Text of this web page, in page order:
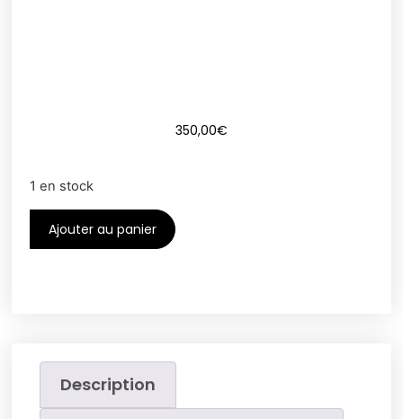
350,00€
1 en stock
Ajouter au panier
Description